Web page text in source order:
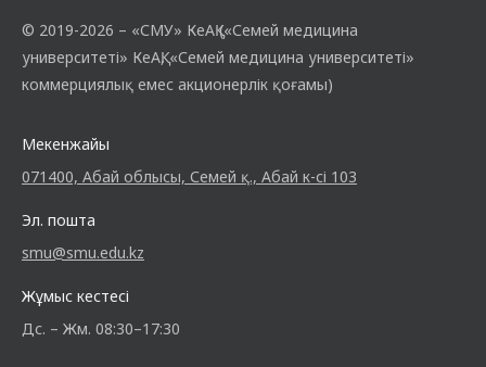
© 2019-2026 – «СМУ» КеАҚ («Семей медицина
университеті» КеАҚ, «Семей медицина университеті»
коммерциялық емес акционерлік қоғамы)
Мекенжайы
071400, Абай облысы, Семей қ., Абай к-сі 103
Эл. пошта
smu@smu.edu.kz
Жұмыс кестесі
Дс. – Жм. 08:30–17:30